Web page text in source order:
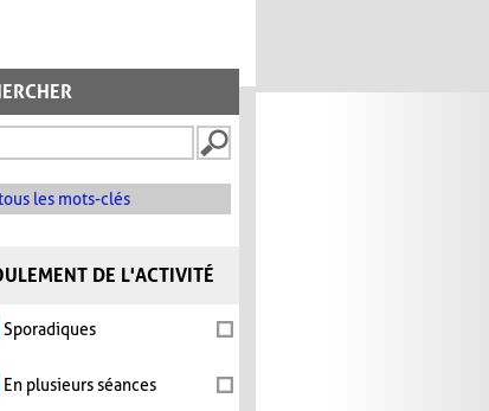
les mots-clés
DE L'ACTIVITÉ
Sporadiques
En plusieurs séances